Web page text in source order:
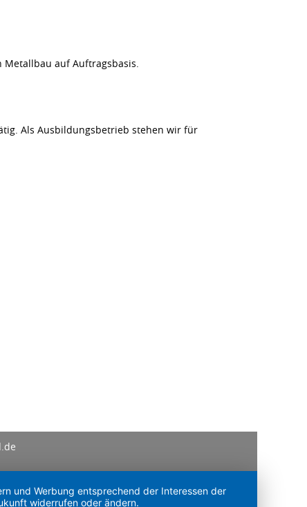
Metallbau auf Auftragsbasis.
Als Ausbildungsbetrieb stehen wir für
und Werbung entsprechend der Interessen der
widerrufen oder ändern.